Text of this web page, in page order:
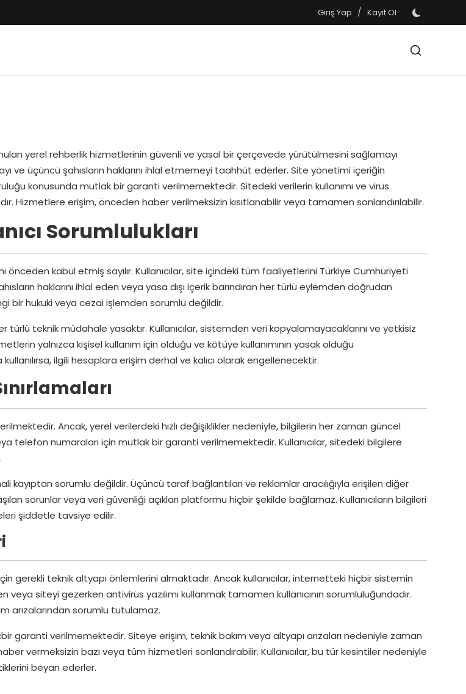
Giriş Yap / Kayıt Ol
yerel rehberlik hizmetlerinin güvenli ve yasal bir çerçevede yürütülmesini sağlamayı
ve üçüncü şahısların haklarını ihlal etmemeyi taahhüt ederler. Site yönetimi içeriğin
konusunda mutlak bir garanti verilmemektedir. Sitedeki verilerin kullanımı ve virüs
Hizmetlere erişim, önceden haber verilmeksizin kısıtlanabilir veya tamamen sonlandırılabilir.
Sorumlulukları
kabul etmiş sayılır. Kullanıcılar, site içindeki tüm faaliyetlerini Türkiye Cumhuriyeti
haklarını ihlal eden veya yasa dışı içerik barındıran her türlü eylemden doğrudan
bir hukuki veya cezai işlemden sorumlu değildir.
teknik müdahale yasaktır. Kullanıcılar, sistemden veri kopyalamayacaklarını ve yetkisiz
yalnızca kişisel kullanım için olduğu ve kötüye kullanımının yasak olduğu
ilgili hesaplara erişim derhal ve kalıcı olarak engellenecektir.
Ancak, yerel verilerdeki hızlı değişiklikler nedeniyle, bilgilerin her zaman güncel
telefon numaraları için mutlak bir garanti verilmemektedir. Kullanıcılar, sitedeki bilgilere
sorumlu değildir. Üçüncü taraf bağlantıları ve reklamlar aracılığıyla erişilen diğer
sorunlar veya veri güvenliği açıkları platformu hiçbir şekilde bağlamaz. Kullanıcıların bilgileri
şiddetle tavsiye edilir.
gerekli teknik altyapı önlemlerini almaktadır. Ancak kullanıcılar, internetteki hiçbir sistemin
siteyi gezerken antivirüs yazılımı kullanmak tamamen kullanıcının sorumluluğundadır.
arızalarından sorumlu tutulamaz.
garanti verilmemektedir. Siteye erişim, teknik bakım veya altyapı arızaları nedeniyle zaman
vermeksizin bazı veya tüm hizmetleri sonlandırabilir. Kullanıcılar, bu tür kesintiler nedeniyle
beyan ederler.